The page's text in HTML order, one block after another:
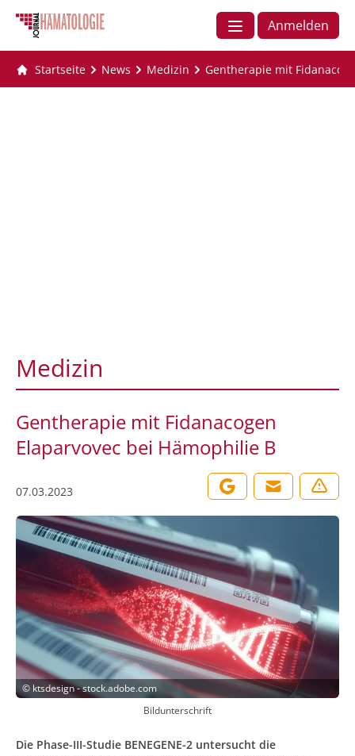
Anmelden
Startseite News Medizin Gentherapie mit
Medizin
Gentherapie mit Fidanacogen
Elaparvovec bei Hämophilie B
07.03.2023
© ktsdesign - stock.adobe.com
Bildunterschrift
Die Phase-III-Studie BENEGENE-2 untersucht die